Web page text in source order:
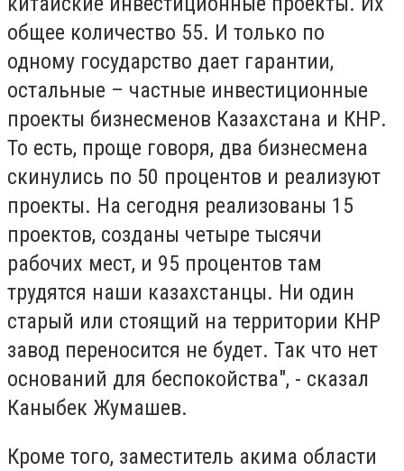
общее количество 55. И только по
одному государство дает гарантии,
остальные – частные инвестиционные
проекты бизнесменов Казахстана и КНР.
То есть, проще говоря, два бизнесмена
скинулись по 50 процентов и реализуют
проекты. На сегодня реализованы 15
проектов, созданы четыре тысячи
рабочих мест, и 95 процентов там
трудятся наши казахстанцы. Ни один
старый или стоящий на территории КНР
завод переносится не будет. Так что нет
оснований для беспокойства", - сказал
Каныбек Жумашев.
Кроме того, заместитель акима области